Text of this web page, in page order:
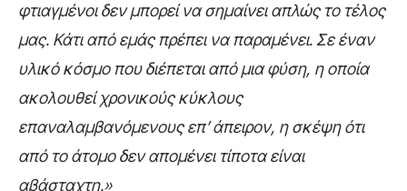
φτιαγμένοι δεν μπορεί να σημαίνει απλώς το τέλος
μας. Κάτι από εμάς πρέπει να παραμένει. Σε έναν
υλικό κόσμο που διέπεται από μια φύση, η οποία
ακολουθεί χρονικούς κύκλους
επαναλαμβανόμενους επ’ άπειρον, η σκέψη ότι
από το άτομο δεν απομένει τίποτα είναι
αβάσταχτη.»